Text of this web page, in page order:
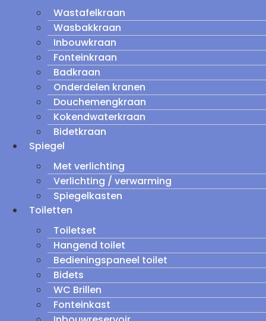
Wastafelkraan
Wasbakkraan
Inbouwkraan
Fonteinkraan
Badkraan
Onderdelen kranen
Douchemengkraan
Kokendwaterkraan
Bidetkraan
Spiegel
Met verlichting
Verlichting / verwarming
Spiegelkasten
Toiletten
Toiletset
Hangend toilet
Bedieningspaneel toilet
Bidets
WC Brillen
Fonteinkast